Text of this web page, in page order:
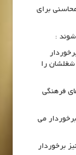
برای
:
را
فرهنگی
می
برخوردار